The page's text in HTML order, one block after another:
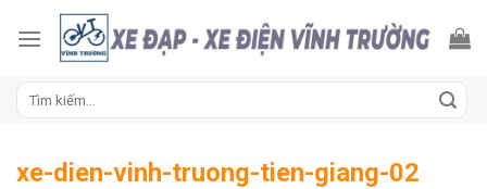
xe-dien-vinh-truong-tien-giang-02